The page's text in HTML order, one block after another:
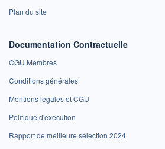
Plan du site
Documentation Contractuelle
CGU Membres
Conditions générales
Mentions légales et CGU
Politique d'exécution
Rapport de meilleure sélection 2024